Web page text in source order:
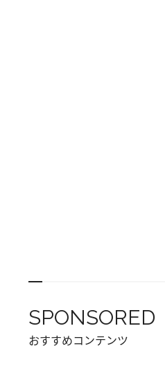
SPONSORED
おすすめコンテンツ